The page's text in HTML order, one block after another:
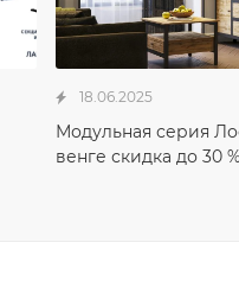
18.06.2025
Модульная серия
венге скидка до 30